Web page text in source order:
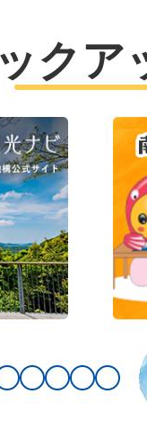
所湾海況
資本整備
面補修工事
第2号 田
クア
3
枚
目
の
ス
ラ
スライドを表示
目のスライドを表示中
3枚目のスライドを表示
4枚目のスライドを
5枚目のスラ
6枚目の
7枚